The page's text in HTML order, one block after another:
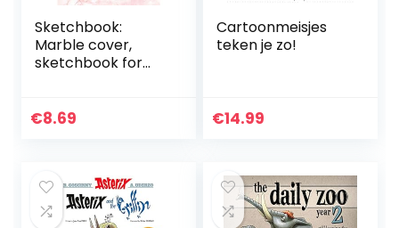
Sketchbook:
Marble cover,
sketchbook for
Doodling, 8.5 x 11 110
€8.69
Cartoonmeisjes
teken je zo!
€14.99